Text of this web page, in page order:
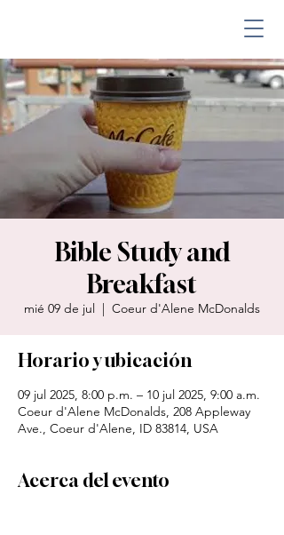
Bible Study and
Breakfast
mié 09 de jul
  |
Coeur d'Alene McDonalds
Horario y ubicación
09 jul 2025, 8:00 p.m. – 10 jul 2025, 9:00 a.m.
Coeur d'Alene McDonalds, 208 Appleway
Ave., Coeur d'Alene, ID 83814, USA
Acerca del evento